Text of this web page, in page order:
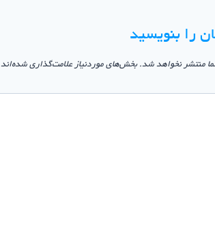
را بنویسید
منتشر نخواهد شد. بخش‌های موردنیاز علامت‌گذاری شده‌اند